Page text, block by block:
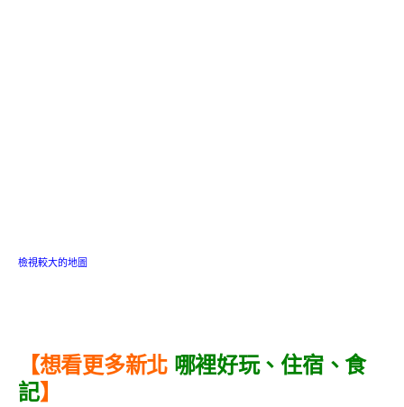
檢視較大的地圖
【想看更多新北 哪裡好玩、住宿、 食
記】